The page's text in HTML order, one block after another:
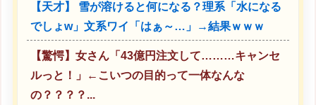
【天才】 雪が溶けると何になる？理系「水になる
でしょw」文系ワイ「はぁ～…」→結果ｗｗｗ
【驚愕】女さん「43億円注文して………キャンセ
ルっと！」←こいつの目的って一体なんな
の？？？？...